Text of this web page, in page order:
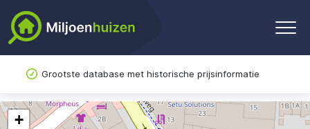
Grootste database met historische prijsinformatie
+